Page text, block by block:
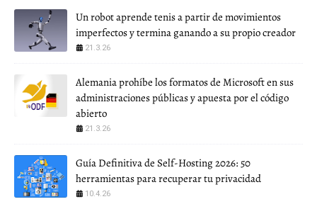
Un robot aprende tenis a partir de movimientos
imperfectos y termina ganando a su propio creador
21.3.26
Alemania prohíbe los formatos de Microsoft en sus
administraciones públicas y apuesta por el código
abierto
21.3.26
Guía Definitiva de Self-Hosting 2026: 50
herramientas para recuperar tu privacidad
10.4.26